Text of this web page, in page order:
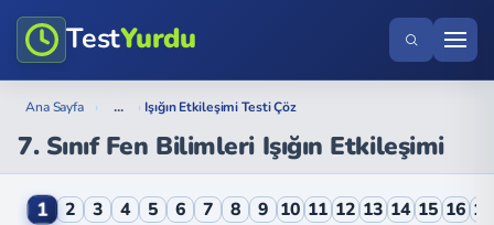
TestYurdu
Ana Sayfa › ... › Işığın Etkileşimi Testi Çöz
7. Sınıf Fen Bilimleri Işığın Etkileşimi
7. Sınıf Fen Bilimleri Işığın Etkileşimi Online Testi
1 2 3 4 5 6 7 8 9 10 11 12 13 14 15 16 17